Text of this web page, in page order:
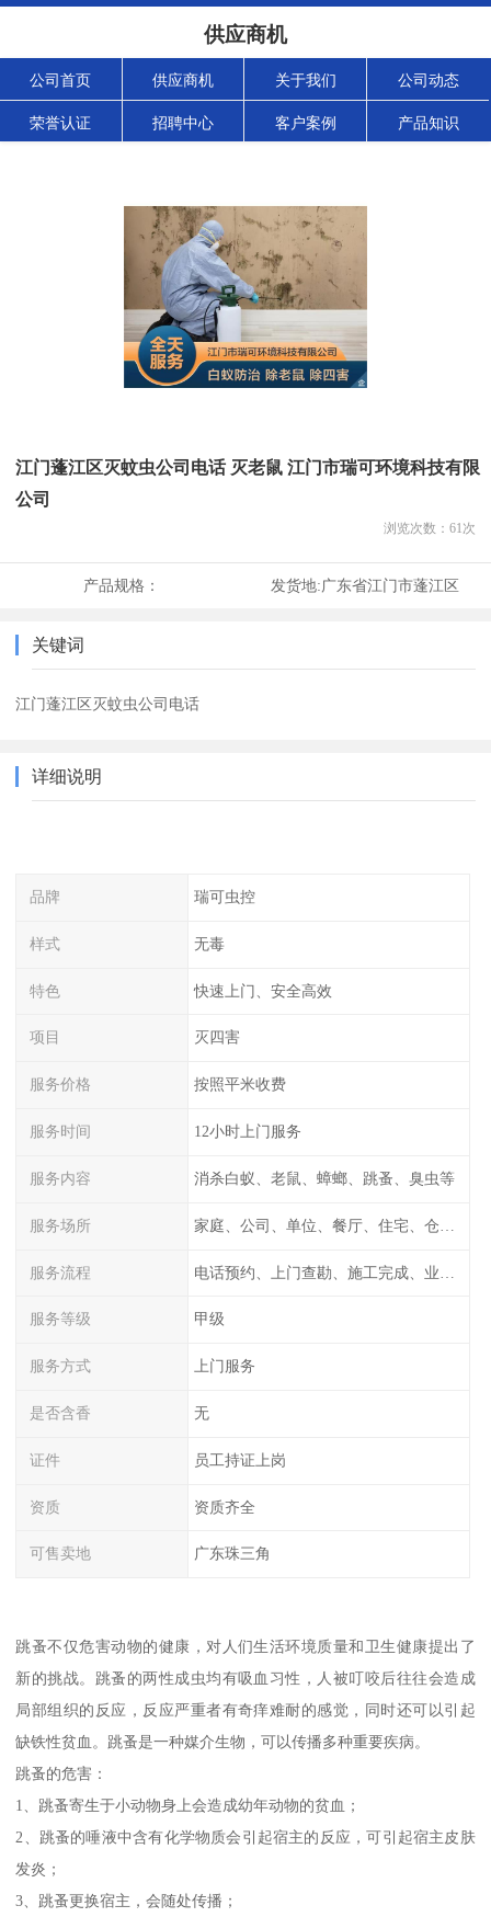
供应商机
公司首页 供应商机 关于我们 公司动态
荣誉认证 招聘中心 客户案例 产品知识
江门蓬江区灭蚊虫公司电话 灭老鼠 江门市瑞可环境科技有限
公司
浏览次数： 61次
产品规格： 发货地:广东省江门市蓬江区
关键词
江门蓬江区灭蚊虫公司电话
详细说明
品牌 瑞可虫控
样式 无毒
特色 快速上门、安全高效
项目 灭四害
服务价格 按照平米收费
服务时间 12小时上门服务
服务内容 消杀白蚁、老鼠、蟑螂、跳蚤、臭虫等
服务场所
服务流程
服务等级 甲级
服务方式 上门服务
是否含香 无
证件 员工持证上岗
资质 资质齐全
可售卖地 广东珠三角
跳蚤不仅危害动物的健康，对人们生活环境质量和卫生健康提出了
新的挑战。跳蚤的两性成虫均有吸血习性，人被叮咬后往往会造成
局部组织的反应，反应严重者有奇痒难耐的感觉，同时还可以引起
缺铁性贫血。跳蚤是一种媒介生物，可以传播多种重要疾病。
跳蚤的危害：
1、跳蚤寄生于小动物身上会造成幼年动物的贫血；
2、跳蚤的唾液中含有化学物质会引起宿主的反应，可引起宿主皮肤
发炎；
3、跳蚤更换宿主，会随处传播；